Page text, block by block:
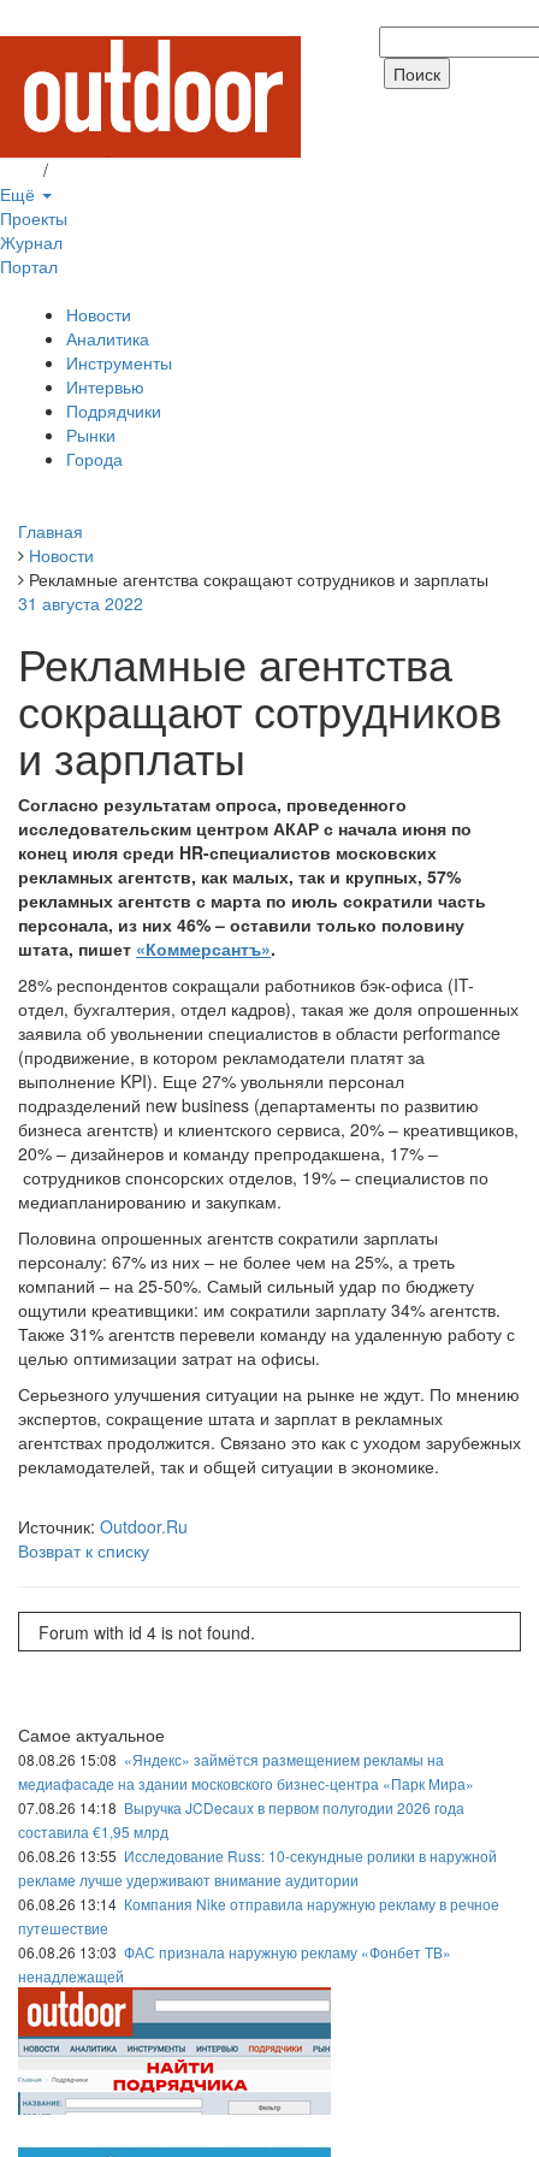
/
Ещё
Проекты
Журнал
Портал
Новости
Аналитика
Инструменты
Интервью
Подрядчики
Рынки
Города
Главная
Новости
Рекламные агентства сокращают сотрудников и зарплаты
31 августа 2022
Рекламные агентства
сокращают сотрудников
и зарплаты
Согласно результатам опроса, проведенного
исследовательским центром АКАР с начала июня по
конец июля среди HR-специалистов московских
рекламных агентств, как малых, так и крупных, 57%
рекламных агентств с марта по июль сократили часть
персонала, из них 46% – оставили только половину
штата, пишет «Коммерсантъ».
28% респондентов сокращали работников бэк-офиса (IT-
отдел, бухгалтерия, отдел кадров), такая же доля опрошенных
заявила об увольнении специалистов в области performance
(продвижение, в котором рекламодатели платят за
выполнение KPI). Еще 27% увольняли персонал
подразделений new business (департаменты по развитию
бизнеса агентств) и клиентского сервиса, 20% – креативщиков,
20% – дизайнеров и команду препродакшена, 17% –
сотрудников спонсорских отделов, 19% – специалистов по
медиапланированию и закупкам.
Половина опрошенных агентств сократили зарплаты
персоналу: 67% из них – не более чем на 25%, а треть
компаний – на 25-50%. Самый сильный удар по бюджету
ощутили креативщики: им сократили зарплату 34% агентств.
Также 31% агентств перевели команду на удаленную работу с
целью оптимизации затрат на офисы.
Серьезного улучшения ситуации на рынке не ждут. По мнению
экспертов, сокращение штата и зарплат в рекламных
агентствах продолжится. Связано это как с уходом зарубежных
рекламодателей, так и общей ситуации в экономике.
Источник: Outdoor.Ru
Возврат к списку
Forum with id 4 is not found.
Самое актуальное
08.08.26 15:08 «Яндекс» займётся размещением рекламы на
медиафасаде на здании московского бизнес-центра «Парк Мира»
07.08.26 14:18 Выручка JCDecaux в первом полугодии 2026 года
составила €1,95 млрд
06.08.26 13:55 Исследование Russ: 10-секундные ролики в наружной
рекламе лучше удерживают внимание аудитории
06.08.26 13:14 Компания Nike отправила наружную рекламу в речное
путешествие
06.08.26 13:03 ФАС признала наружную рекламу «Фонбет ТВ»
ненадлежащей